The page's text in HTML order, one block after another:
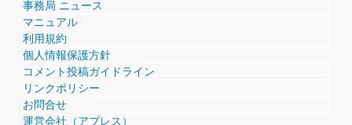
事務局 ニュース
マニュアル
利用規約
個人情報保護方針
コメント投稿ガイドライン
リンクポリシー
お問合せ
運営会社（アプレス）